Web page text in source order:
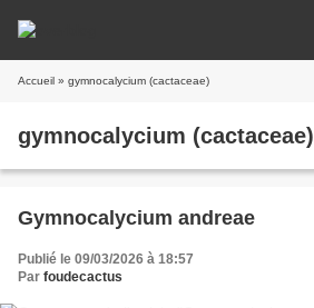
Accueil » gymnocalycium (cactaceae)
gymnocalycium (cactaceae)
Gymnocalycium andreae
Publié le 09/03/2026 à 18:57
Par foudecactus